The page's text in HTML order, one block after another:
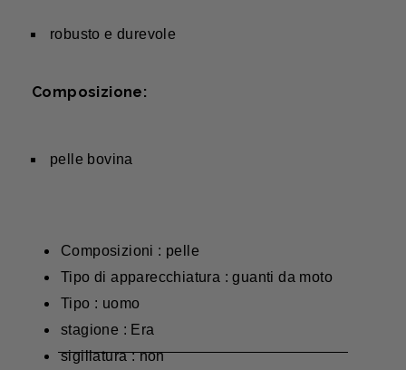
robusto e durevole
Composizione:
pelle bovina
Composizioni : pelle
Tipo di apparecchiatura : guanti da moto
Tipo : uomo
stagione : Era
sigillatura : non